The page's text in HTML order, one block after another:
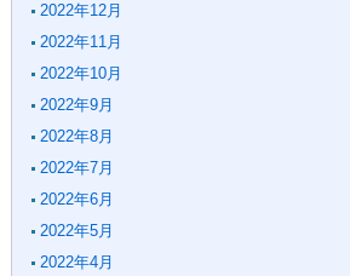
2022年12月
2022年11月
2022年10月
2022年9月
2022年8月
2022年7月
2022年6月
2022年5月
2022年4月